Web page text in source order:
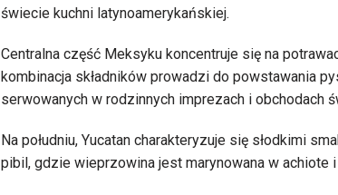
świecie kuchni latynoamerykańskiej.
Centralna część Meksyku koncentruje się na
kombinacja składników prowadzi do powstawania
serwowanych w rodzinnych imprezach i obchodach
Na południu, Yucatan charakteryzuje się słodkimi
pibil, gdzie wieprzowina jest marynowana w achiote